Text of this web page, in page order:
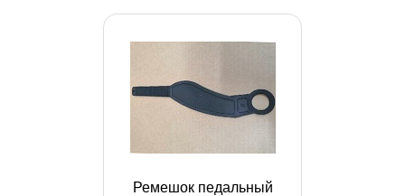
Ремешок педальный